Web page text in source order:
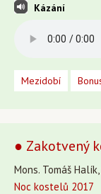
Kázání
Mezidobí
● Zakotvený
Mons. Tomáš
Noc kostelů 2017